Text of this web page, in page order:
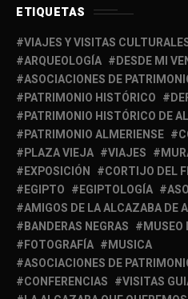
ETIQUETAS
VIAJES Y VISITAS
ARQUEOLOGÍA
DESDE MI
ASOCIACIONES DE
PATRIMONIO HISTÓRICO
PATRIMONIO HISTÓRICO DE
PATRIMONIO ALMERIENSE
PLAZA VIEJA
VIAJES
EXPOSICIÓN
CORTIJO DEL
EGIPTO
EGIPTOLOGÍA
AMIGOS DE LA ALCAZABA DE
BANDERAS NEGRAS
MUSEO
FOTOGRAFÍA
MUSICA
ASOCIACIONES DE
CONFERENCIAS
VISITAS